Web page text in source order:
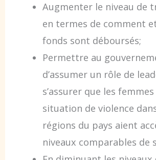
Augmenter le niveau de
en termes de comment
fonds sont déboursés;
Permettre au
d’assumer un rôle de
s’assurer que les
situation de violence
régions du pays aient
niveaux comparables de